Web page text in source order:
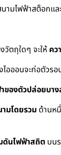
ามไฟฟ้าสต็อกแล
วัตถุใดๆ จะให้ คว
ไอออนจะก่อตัว
ของตัวปล่อยบาง
มโดยรวม ด้านห
ดันไฟฟ้าสถิต บน